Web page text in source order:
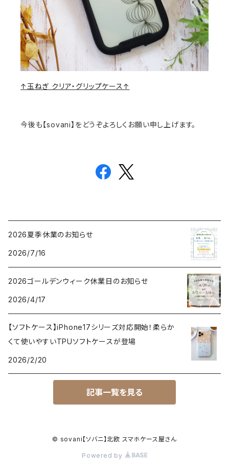
↑玉ねぎ クリア・グリップケース↑
今後も【sovani】をどうぞよろしくお願い申し上げます。
2026夏季休業のお知らせ
2026/7/16
2026ゴールデンウィーク休業日のお知らせ
2026/4/17
【ソフトケース】iPhone17シリーズ対応開始！柔らか
くて使いやすいTPUソフトケースが登場
2026/2/20
記事一覧を見る
© sovani【ソバニ】北欧 スマホケース屋さん
Powered by